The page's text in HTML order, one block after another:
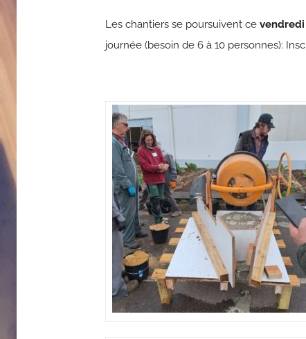
Les chantiers se poursuivent ce
journée (besoin de 6 à 10 personnes):